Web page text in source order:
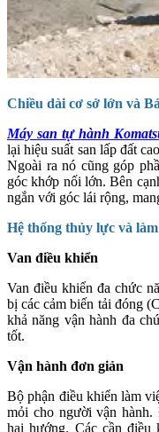
Chiều dài cơ sở lớn và
Máy san tự hành
lại hiệu suất san lấp đất
Ngoài ra nó cũng góp
góc khớp nối lớn. Bên
ngắn với góc lái rộng,
Hệ thống thủy lực và
Van điều khiển
Van điều khiển đa chức
bị các cảm biến tải đóng
khả năng vận hành đa
tốt.
Vận hành đơn giản
Bộ phận điều khiển làm
mỏi cho người vận
hai hướng. Các cần điều